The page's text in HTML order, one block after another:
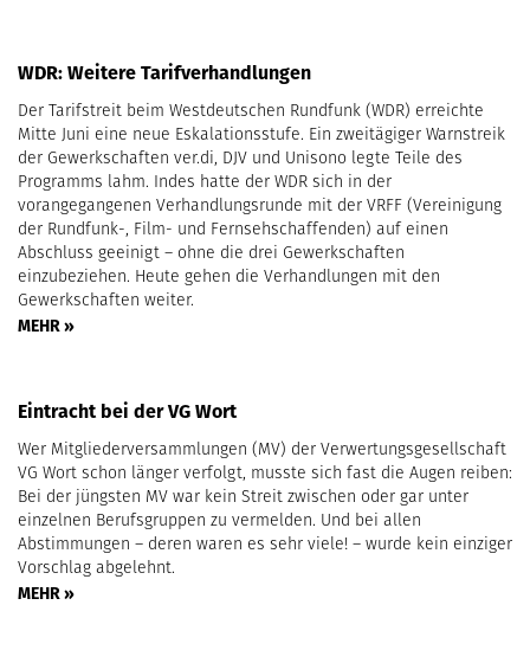
WDR: Weitere Tarifverhandlungen
Der Tarifstreit beim Westdeutschen Rundfunk (WDR) erreichte
Mitte Juni eine neue Eskalationsstufe. Ein zweitägiger Warnstreik
der Gewerkschaften ver.di, DJV und Unisono legte Teile des
Programms lahm. Indes hatte der WDR sich in der
vorangegangenen Verhandlungsrunde mit der VRFF (Vereinigung
der Rundfunk-, Film- und Fernsehschaffenden) auf einen
Abschluss geeinigt – ohne die drei Gewerkschaften
einzubeziehen. Heute gehen die Verhandlungen mit den
Gewerkschaften weiter.
MEHR »
Eintracht bei der VG Wort
Wer Mitgliederversammlungen (MV) der Verwertungsgesellschaft
VG Wort schon länger verfolgt, musste sich fast die Augen reiben:
Bei der jüngsten MV war kein Streit zwischen oder gar unter
einzelnen Berufsgruppen zu vermelden. Und bei allen
Abstimmungen – deren waren es sehr viele! – wurde kein einziger
Vorschlag abgelehnt.
MEHR »